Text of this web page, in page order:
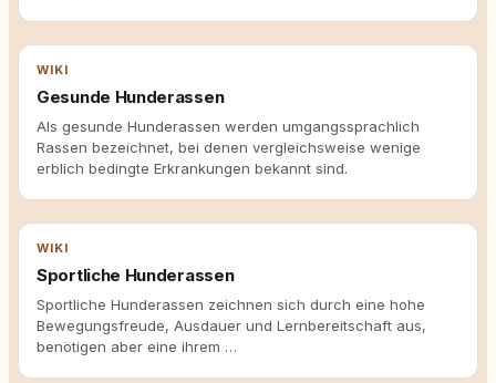
WIKI
Gesunde Hunderassen
Als gesunde Hunderassen werden umgangssprachlich
Rassen bezeichnet, bei denen vergleichsweise wenige
erblich bedingte Erkrankungen bekannt sind.
WIKI
Sportliche Hunderassen
Sportliche Hunderassen zeichnen sich durch eine hohe
Bewegungsfreude, Ausdauer und Lernbereitschaft aus,
benötigen aber eine ihrem …